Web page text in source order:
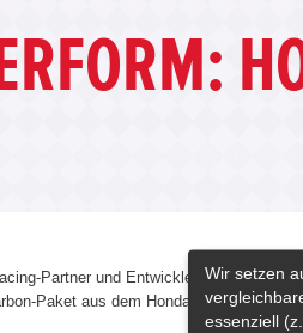
Partner und Entwickler der
Paket aus dem Honda
Wir setzen
essenziell